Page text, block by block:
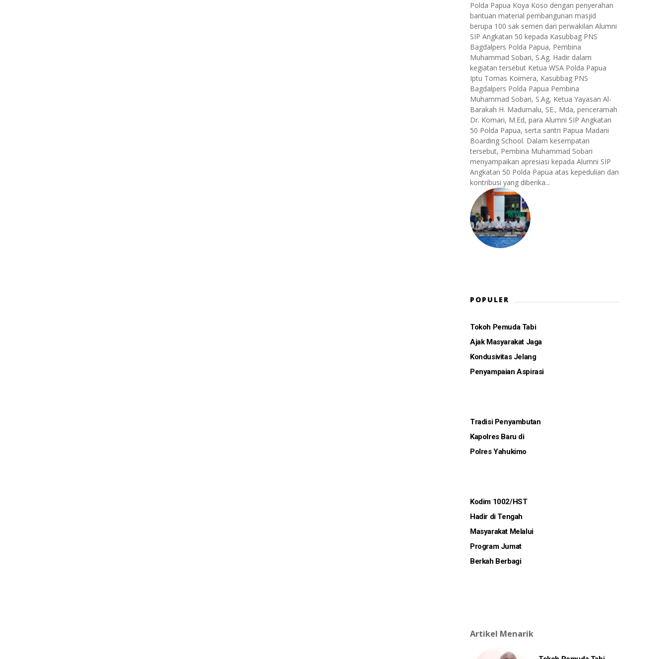
Polda Papua Koya Koso dengan penyerahan
bantuan material pembangunan masjid
berupa 100 sak semen dari perwakilan Alumni
SIP Angkatan 50 kepada Kasubbag PNS
Bagdalpers Polda Papua, Pembina
Muhammad Sobari, S.Ag. Hadir dalam
kegiatan tersebut Ketua WSA Polda Papua
Iptu Tomas Koimera, Kasubbag PNS
Bagdalpers Polda Papua Pembina
Muhammad Sobari, S.Ag, Ketua Yayasan Al-
Barakah H. Madumalu, SE., Mda, penceramah
Dr. Komari, M.Ed, para Alumni SIP Angkatan
50 Polda Papua, serta santri Papua Madani
Boarding School. Dalam kesempatan
tersebut, Pembina Muhammad Sobari
menyampaikan apresiasi kepada Alumni SIP
Angkatan 50 Polda Papua atas kepedulian dan
kontribusi yang diberika...
POPULER
Tokoh Pemuda Tabi
Ajak Masyarakat Jaga
Kondusivitas Jelang
Penyampaian Aspirasi
Tradisi Penyambutan
Kapolres Baru di
Polres Yahukimo
Kodim 1002/HST
Hadir di Tengah
Masyarakat Melalui
Program Jumat
Berkah Berbagi
Artikel Menarik